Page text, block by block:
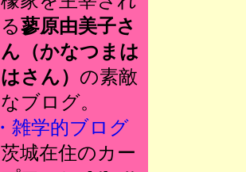
る蓼原由美子さ
ん（かなつまは
はさん） の素敵
なブログ。
・雑学的ブログ
茨城在住のカー